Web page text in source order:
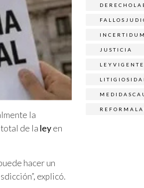
la
de la leyen
hacer un
explicó.
JUSTICIA
LEYVIGENTE